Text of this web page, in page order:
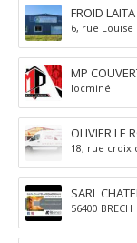
FROID
Baye
6, rue Louise
MP
locminé
OLIVIER LE
18, rue croix
SARL
carreleur à
56400 BRECH